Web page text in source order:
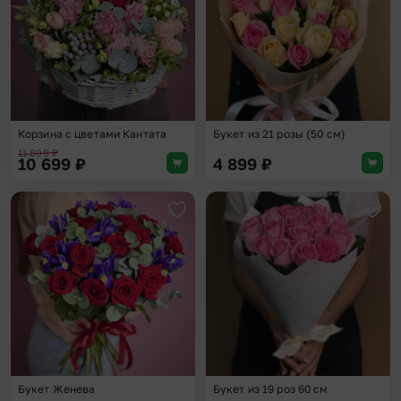
Корзина с цветами Кантата
11 899₽
10 699 ₽
Букет из 21 розы (50 см)
4 899 ₽
Добавить в избранное
Букет Женева Букет из 19 роз 60 см